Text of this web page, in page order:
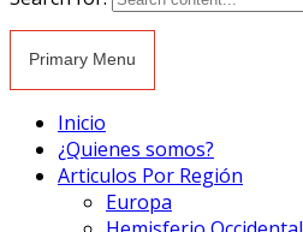
Primary Menu
Inicio
¿Quienes somos?
Articulos Por Región
Europa